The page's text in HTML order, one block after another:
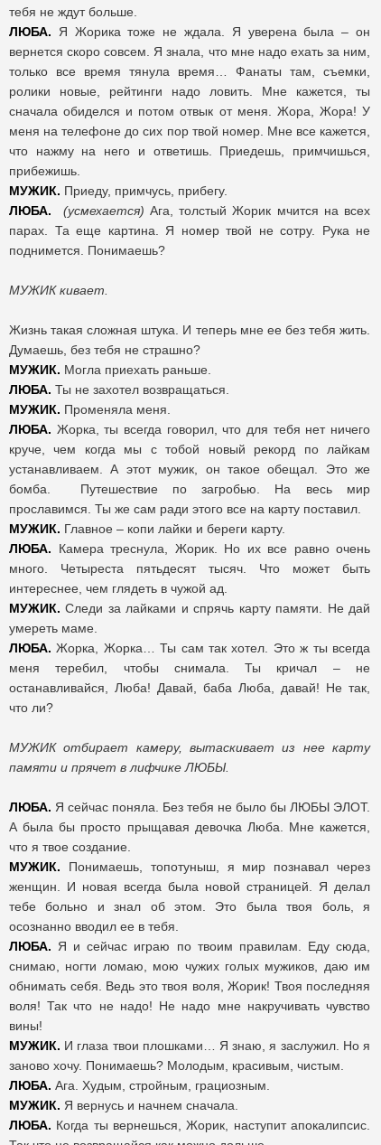
тебя не ждут больше.
ЛЮБА. Я Жорика тоже не ждала. Я уверена была – он
вернется скоро совсем. Я знала, что мне надо ехать за ним,
только все время тянула время… Фанаты там, съемки,
ролики новые, рейтинги надо ловить. Мне кажется, ты
сначала обиделся и потом отвык от меня. Жора, Жора! У
меня на телефоне до сих пор твой номер. Мне все кажется,
что нажму на него и ответишь. Приедешь, примчишься,
прибежишь.
МУЖИК. Приеду, примчусь, прибегу.
ЛЮБА.
(усмехается) Ага, толстый Жорик мчится на всех
парах. Та еще картина. Я номер твой не сотру. Рука не
поднимется. Понимаешь?
МУЖИК кивает.
Жизнь такая сложная штука. И теперь мне ее без тебя жить.
Думаешь, без тебя не страшно?
МУЖИК. Могла приехать раньше.
ЛЮБА. Ты не захотел возвращаться.
МУЖИК. Променяла меня.
ЛЮБА. Жорка, ты всегда говорил, что для тебя нет ничего
круче, чем когда мы с тобой новый рекорд по лайкам
устанавливаем. А этот мужик, он такое обещал. Это же
бомба. Путешествие по загробью. На весь мир
прославимся. Ты же сам ради этого все на карту поставил.
МУЖИК. Главное – копи лайки и береги карту.
ЛЮБА. Камера треснула, Жорик. Но их все равно очень
много. Четыреста пятьдесят тысяч. Что может быть
интереснее, чем глядеть в чужой ад.
МУЖИК. Следи за лайками и спрячь карту памяти. Не дай
умереть маме.
ЛЮБА. Жорка, Жорка… Ты сам так хотел. Это ж ты всегда
меня теребил, чтобы снимала. Ты кричал – не
останавливайся, Люба! Давай, баба Люба, давай! Не так,
что ли?
МУЖИК отбирает камеру, вытаскивает из нее карту
памяти и прячет в лифчике ЛЮБЫ.
ЛЮБА. Я сейчас поняла. Без тебя не было бы ЛЮБЫ ЭЛОТ.
А была бы просто прыщавая девочка Люба. Мне кажется,
что я твое создание.
МУЖИК. Понимаешь, топотуныш, я мир познавал через
женщин. И новая всегда была новой страницей. Я делал
тебе больно и знал об этом. Это была твоя боль, я
осознанно вводил ее в тебя.
ЛЮБА. Я и сейчас играю по твоим правилам. Еду сюда,
снимаю, ногти ломаю, мою чужих голых мужиков, даю им
обнимать себя. Ведь это твоя воля, Жорик! Твоя последняя
воля! Так что не надо! Не надо мне накручивать чувство
вины!
МУЖИК. И глаза твои плошками… Я знаю, я заслужил. Но я
заново хочу. Понимаешь? Молодым, красивым, чистым.
ЛЮБА. Ага. Худым, стройным, грациозным.
МУЖИК. Я вернусь и начнем сначала.
ЛЮБА. Когда ты вернешься, Жорик, наступит апокалипсис.